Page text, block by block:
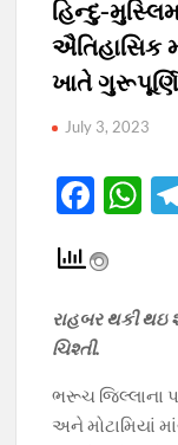
હિન્દુ-
ઐતિહાસિક
ખાતે
July 3, 2023
F
e
b
o
o
k
s
p
p
રાહબર થકી થઇ
ચિશ્તી.
ભરૂચ જિલ્લાના
અને મોટામિયાં